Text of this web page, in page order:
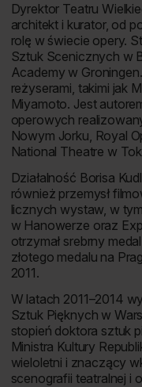
Dyrektor Teatru
architekt i kurator, od
rolę w świecie opery.
Sztuk Scenicznych w
Academy w
reżyserami, takimi jak
Miyamoto. Jest
operowych
Nowym Jorku, Royal
National Theatre w
Działalność Borisa
również przemysł
licznych wystaw, w
w Hanowerze oraz
otrzymał srebrny
złotego medalu na
2011.
W latach 2011–2014
Sztuk Pięknych w
stopień doktora sztuk
Ministra Kultury
wieloletni i znaczący
scenografii teatralnej i